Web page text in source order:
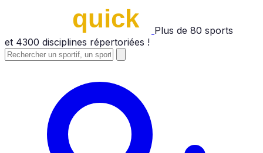
Plus de 80 sports
et 4300 disciplines répertoriées !